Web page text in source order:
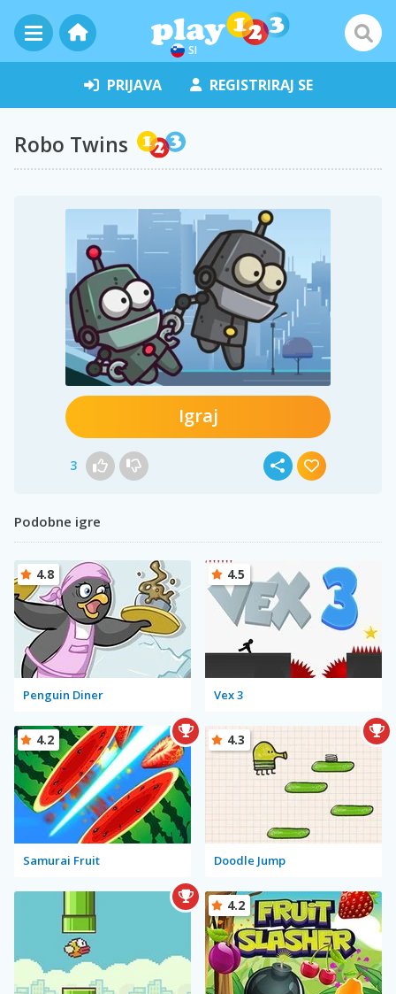
SI
PRIJAVA REGISTRIRAJ SE
Robo Twins
Igraj
3
Podobne igre
Penguin Diner
4.8
Vex 3
4.5
Samurai Fruit
4.2
Doodle Jump
4.3
4.2